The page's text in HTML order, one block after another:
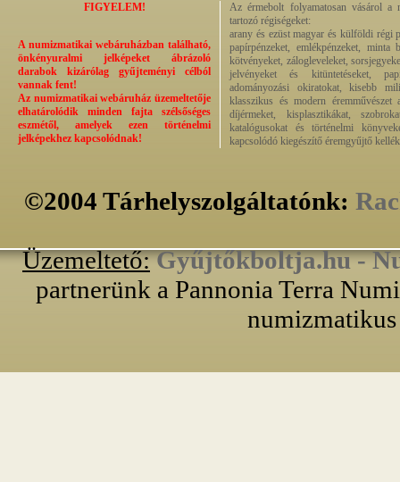
FIGYELEM!
A numizmatikai webáruházban található,
önkényuralmi jelképeket ábrázoló
darabok kizárólag gyűjteményi célból
vannak fent!
Az numizmatikai webáruház üzemeltetője
elhatárolódik minden fajta szélsőséges
eszmétől, amelyek ezen történelmi
jelképekhez kapcsolódnak!
Az érmebolt folyamatosan vásárol a
tartozó régiségeket:
arany és ezüst magyar és külföldi régi
papírpénzeket, emlékpénzeket, minta
kötvényeket, zálogleveleket,
jelvényeket és kitüntetéseket,
adományozási okiratokat, kisebb
klasszikus és modern éremművészet
díjérmeket, kisplasztikákat,
katalógusokat és történelmi
kapcsolódó kiegészítő éremgyűjtő
©2004 Tárhelyszolgáltatónk:
Üzemeltető: Gyűjtőkboltja.hu -
partnerünk a Pannonia Terra
numizmatikus